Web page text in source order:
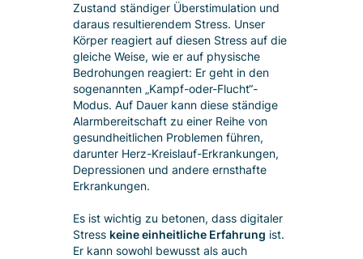
Zustand ständiger Überstimulation und
daraus resultierendem Stress. Unser
Körper reagiert auf diesen Stress auf die
gleiche Weise, wie er auf physische
Bedrohungen reagiert: Er geht in den
sogenannten „Kampf-oder-Flucht“-
Modus. Auf Dauer kann diese ständige
Alarmbereitschaft zu einer Reihe von
gesundheitlichen Problemen führen,
darunter Herz-Kreislauf-Erkrankungen,
Depressionen und andere ernsthafte
Erkrankungen.
Es ist wichtig zu betonen, dass digitaler
Stress keine einheitliche Erfahrung ist.
Er kann sowohl bewusst als auch